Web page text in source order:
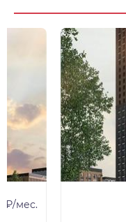
₽/мес.